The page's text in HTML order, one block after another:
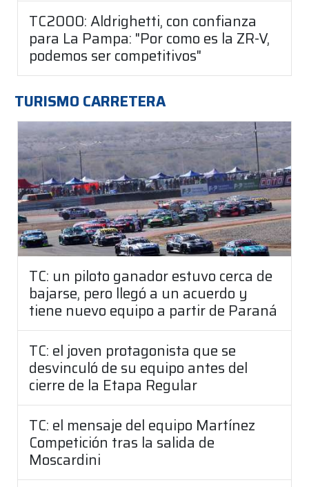
TC2000: Aldrighetti, con confianza
para La Pampa: "Por como es la ZR-V,
podemos ser competitivos"
TURISMO CARRETERA
TC: un piloto ganador estuvo cerca de
bajarse, pero llegó a un acuerdo y
tiene nuevo equipo a partir de Paraná
TC: el joven protagonista que se
desvinculó de su equipo antes del
cierre de la Etapa Regular
TC: el mensaje del equipo Martínez
Competición tras la salida de
Moscardini